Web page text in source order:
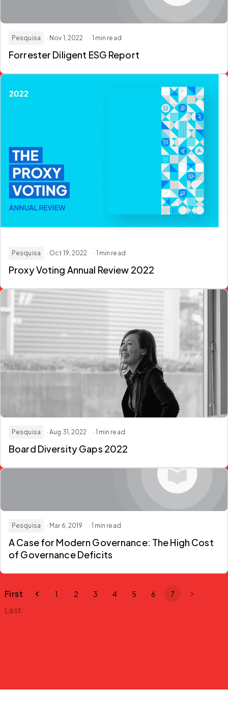
Pesquisa · Nov 1, 2022 · 1 min read
Forrester Diligent ESG Report
Pesquisa · Oct 19, 2022 · 1 min read
Proxy Voting Annual Review 2022
Pesquisa · Aug 31, 2022 · 1 min read
Board Diversity Gaps 2022
Pesquisa · Mar 6, 2019 · 1 min read
A Case for Modern Governance: The High Cost
of Governance Deficits
First 1 2 3 4 5 6 7
Last